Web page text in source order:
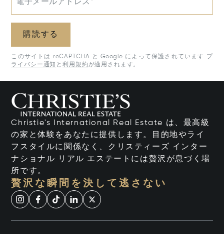
電子メールアドレス*
購読する
このサイトは reCAPTCHA と Google によって保護されています
プ
ライバシー通知 と利用規約が適用されます。
Christie's International Real Estate は、最高級
の家と体験をあなたに提供します。目的地やライ
フスタイルに関係なく、クリスティーズ インター
ナショナル リアル エステートには贅沢が息づく場
所です。
贅沢な瞬間を決して逃さない